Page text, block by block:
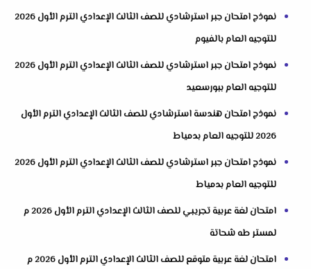
نموذج امتحان جبر استرشادي للصف الثالث الإعدادي الترم الأول 2026
للتوجيه العام بالفيوم
نموذج امتحان جبر استرشادي للصف الثالث الإعدادي الترم الأول 2026
للتوجيه العام ببورسعيد
نموذج امتحان هندسة استرشادي للصف الثالث الإعدادي الترم الأول
2026 للتوجيه العام بدمياط
نموذج امتحان جبر استرشادي للصف الثالث الإعدادي الترم الأول 2026
للتوجيه العام بدمياط
امتحان لغة عربية تجريبي للصف الثالث الإعدادي الترم الأول 2026 م
لمستر طه شحاتة
امتحان لغة عربية متوقع للصف الثالث الإعدادي الترم الأول 2026 م